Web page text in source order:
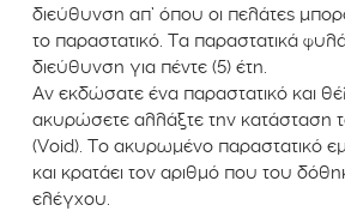
διεύθυνση απ’ όπου οι πελάτες
το παραστατικό. Τα παραστατικά
διεύθυνση για πέντε (5) έτη.
Αν εκδώσατε ένα παραστατικό και
ακυρώσετε αλλάξτε την κατάσταση
(Void). Το ακυρωμένο παραστατικό
και κρατάει τον αριθμό που του
ελέγχου.